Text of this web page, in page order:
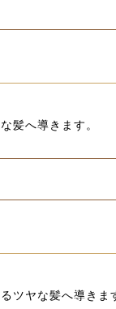
髪へ導きます。
ツヤな髪へ導きま